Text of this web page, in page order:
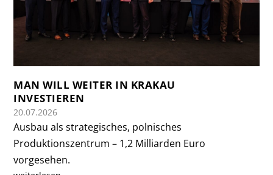
MAN WILL WEITER IN KRAKAU
INVESTIEREN
20.07.2026
Ausbau als strategisches, polnisches
Produktionszentrum – 1,2 Milliarden Euro
vorgesehen.